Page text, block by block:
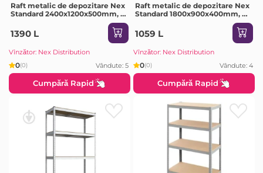
Raft metalic de depozitare Nex
Standard 2400x1200x500mm, 5
1390 L
Vînzător: Nex Distribution
0(0) Vândute: 5
Cumpără Rapid
Raft metalic de depozitare Nex
Standard 1800x900x400mm, 5
1059 L
Vînzător: Nex Distribution
0(0) Vândute: 4
Cumpără Rapid